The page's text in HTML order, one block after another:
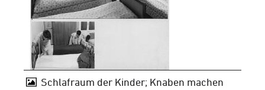
Schlafraum der Kinder; Knaben machen